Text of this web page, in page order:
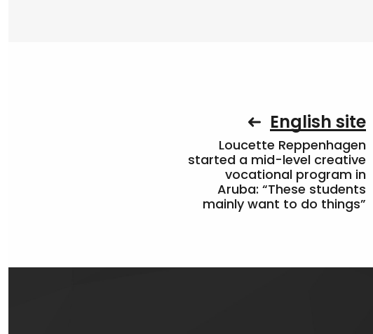
English site
Loucette Reppenhagen
started a mid-level creative
vocational program in
Aruba: “These students
mainly want to do things”